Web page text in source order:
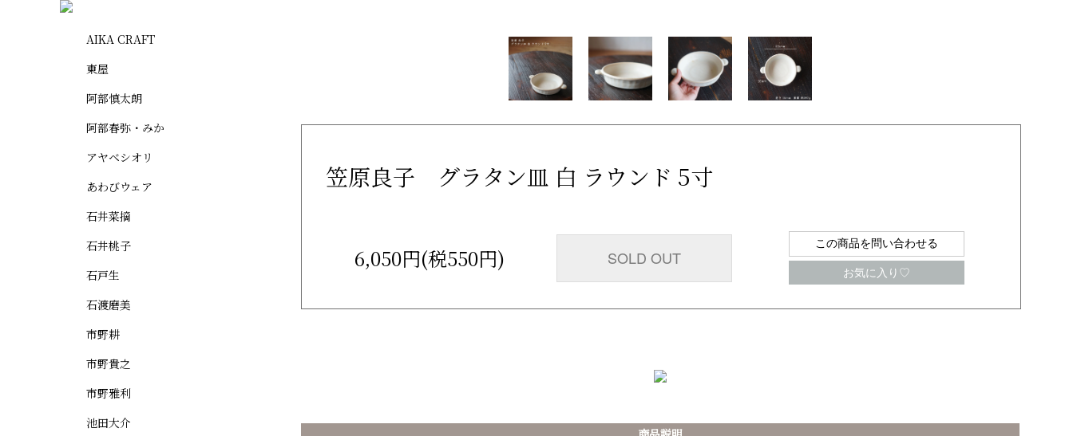
笠原良子 グラタン皿 白 ラウンド 5寸
6,050円(税550円) SOLD OUT
この商品を問い合わせる
お気に入り♡
AIKA CRAFT
東屋
阿部慎太朗
阿部春弥・みか
アヤベシオリ
あわびウェア
石井菜摘
石井桃子
石戸生
石渡磨美
市野耕
市野貴之
市野雅利
池田大介